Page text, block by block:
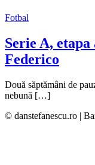
Fotbal
Serie A,
Federico
Două săptămâni de
nebună […]
© danstefanescu.ro |